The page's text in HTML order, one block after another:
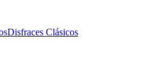
Disfraces Clásicos